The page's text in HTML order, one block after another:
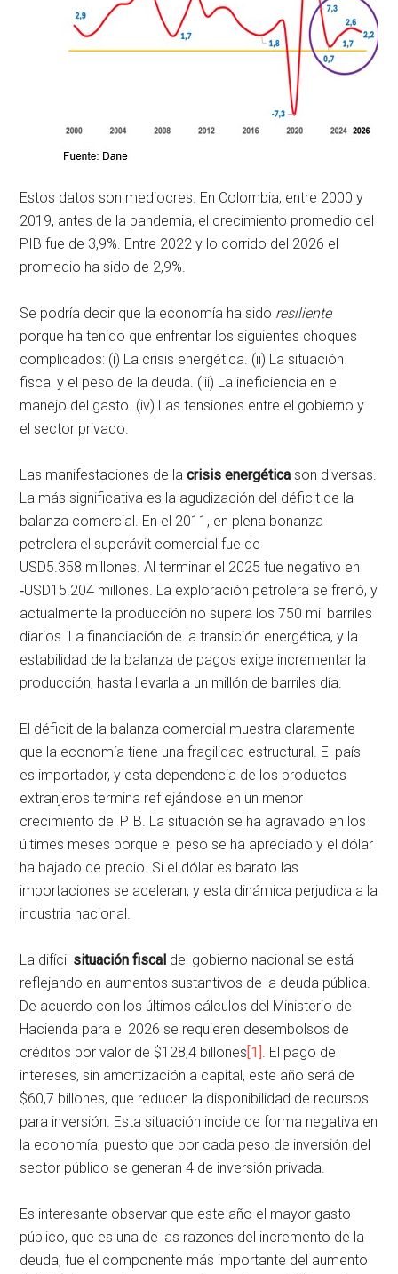
Estos datos son mediocres. En Colombia, entre 2000 y
2019, antes de la pandemia, el crecimiento promedio del
PIB fue de 3,9%. Entre 2022 y lo corrido del 2026 el
promedio ha sido de 2,9%.
Se podría decir que la economía ha sido resiliente
porque ha tenido que enfrentar los siguientes choques
complicados: (i) La crisis energética. (ii) La situación
fiscal y el peso de la deuda. (iii) La ineficiencia en el
manejo del gasto. (iv) Las tensiones entre el gobierno y
el sector privado.
Las manifestaciones de lacrisis energética son diversas.
La más significativa es la agudización del déficit de la
balanza comercial. En el 2011, en plena bonanza
petrolera el superávit comercial fue de
USD5.358 millones. Al terminar el 2025 fue negativo en
‑USD15.204 millones. La exploración petrolera se frenó, y
actualmente la producción no supera los 750 mil barriles
diarios. La financiación de la transición energética, y la
estabilidad de la balanza de pagos exige incrementar la
producción, hasta llevarla a un millón de barriles día.
El déficit de la balanza comercial muestra claramente
que la economía tiene una fragilidad estructural. El país
es importador, y esta dependencia de los productos
extranjeros termina reflejándose en un menor
crecimiento del PIB. La situación se ha agravado en los
últimes meses porque el peso se ha apreciado y el dólar
ha bajado de precio. Si el dólar es barato las
importaciones se aceleran, y esta dinámica perjudica a la
industria nacional.
La difícil situación fiscal del gobierno nacional se está
reflejando en aumentos sustantivos de la deuda pública.
De acuerdo con los últimos cálculos del Ministerio de
Hacienda para el 2026 se requieren desembolsos de
créditos por valor de $128,4 billones [1] . El pago de
intereses, sin amortización a capital, este año será de
$60,7 billones, que reducen la disponibilidad de recursos
para inversión. Esta situación incide de forma negativa en
la economía, puesto que por cada peso de inversión del
sector público se generan 4 de inversión privada.
Es interesante observar que este año el mayor gasto
público, que es una de las razones del incremento de la
deuda, fue el componente más importante del aumento